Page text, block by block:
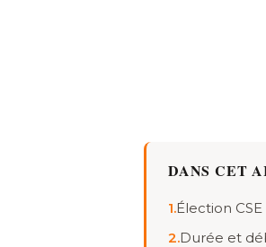
DANS CET
1.Élection
2.Durée et